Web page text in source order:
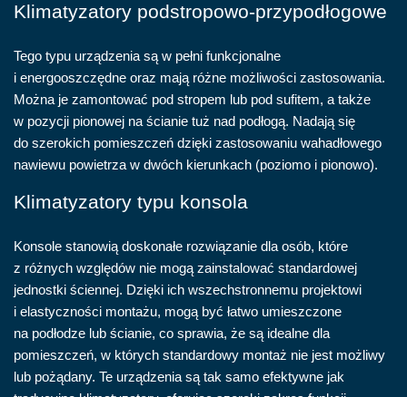
Klimatyzatory podstropowo-przypodłogowe
Tego typu urządzenia są w pełni funkcjonalne
i energooszczędne oraz mają różne możliwości zastosowania.
Można je zamontować pod stropem lub pod sufitem, a także
w pozycji pionowej na ścianie tuż nad podłogą. Nadają się
do szerokich pomieszczeń dzięki zastosowaniu wahadłowego
nawiewu powietrza w dwóch kierunkach (poziomo i pionowo).
Klimatyzatory typu konsola
Konsole stanowią doskonałe rozwiązanie dla osób, które
z różnych względów nie mogą zainstalować standardowej
jednostki ściennej. Dzięki ich wszechstronnemu projektowi
i elastyczności montażu, mogą być łatwo umieszczone
na podłodze lub ścianie, co sprawia, że są idealne dla
pomieszczeń, w których standardowy montaż nie jest możliwy
lub pożądany. Te urządzenia są tak samo efektywne jak